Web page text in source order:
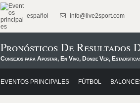
español info@live2sport.com
Pronósticos De Resultados
Consejos para Apostar, En Vivo, Dónde Ver,
EVENTOS PRINCIPALES FÚTBOL